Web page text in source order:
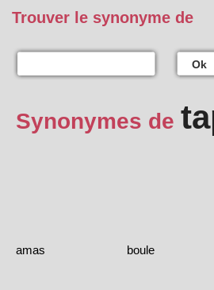
Trouver le synonyme de
Ok
Synonymes de
amas boule